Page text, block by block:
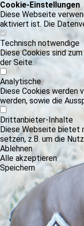
Cookie-Einstellungen
Diese Webseite
aktiviert ist. Die
Technisch notwendige
Diese Cookies sind
der Seite.
Analytische
Diese Cookies werden
werden, sowie die
Drittanbieter-Inhalte
Diese Webseite bietet
setzen, z.B. um die
Ablehnen
Alle akzeptieren
Speichern